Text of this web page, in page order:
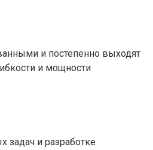
и постепенно выходят
и мощности
задач и разработке